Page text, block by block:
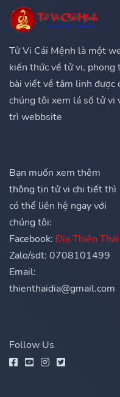
Tử Vi Cải Mệnh là một
kiến thức về tử vi, phong
bài viết về tâm linh được
chúng tôi xem lá số tử vi
trì webbsite
Bạn muốn xem thêm
thông tin tử vi chi tiết thì
có thể liên hệ ngay với
chúng tôi:
Facebook: Địa Thiên Thái
Zalo/sdt: 0708101499
Email:
thienthaidia@gmail.com
Follow Us